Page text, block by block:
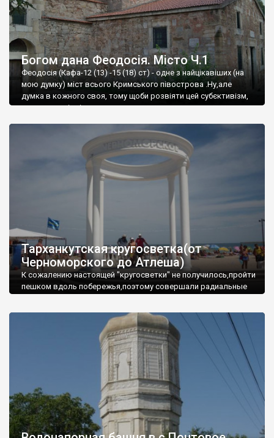
Богом дана Феодосія. Місто Ч.1
Феодосія (Кафа-12 (13) -15 (18) ст) - одне з найцікавіших (на
мою думку) міст всього Кримського півострова .Ну,але
думка в кожного своя, тому щоби розвіяти цей субєктивізм,
запрошую відвідати це
Тарханкутская кругосветка(от
Черноморского до Атлеша)
К сожалению настоящей "кругосветки" не получилось,пройти
пешком вдоль побережья,поэтому совершали радиальные